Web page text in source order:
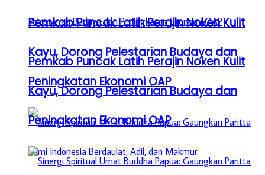
Pemkab Puncak Latih Perajin Noken Kulit
Kayu, Dorong Pelestarian Budaya dan
Peningkatan Ekonomi OAP
Pemkab Puncak Latih Perajin Noken Kulit
Kayu, Dorong Pelestarian Budaya dan
Peningkatan Ekonomi OAP